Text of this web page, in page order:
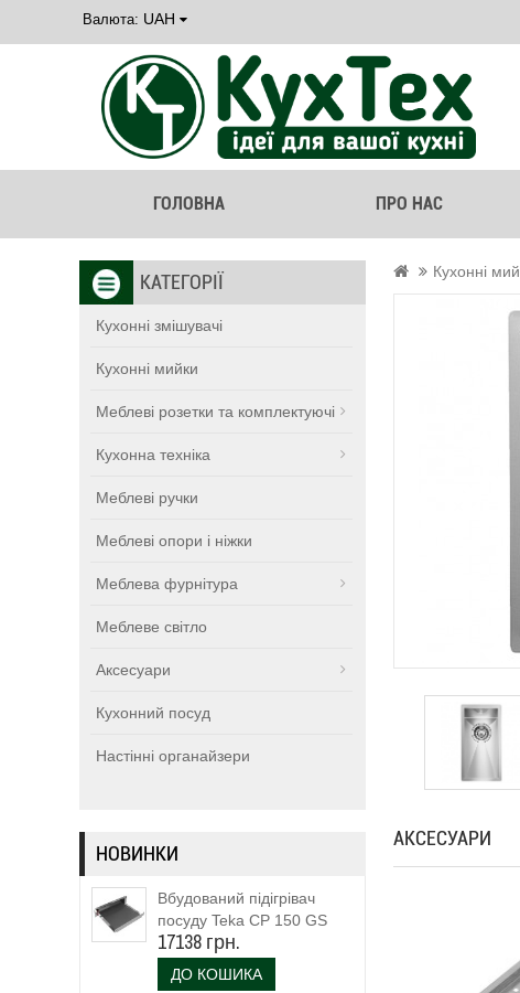
Валюта: UAH
ГОЛОВНА ПРО НАС
КАТЕГОРІЇ
Кухонні змішувачі
Кухонні мийки
Меблеві розетки та комплектуючі
Кухонна техніка
Меблеві ручки
Меблеві опори і ніжки
Меблева фурнітура
Меблеве світло
Аксесуари
Кухонний посуд
Настінні органайзери
НОВИНКИ
Вбудований підігрівач
посуду Teka CP 150 GS
(111600003)
17138 грн.
ДО КОШИКА
Кухонні
АКСЕСУАРИ